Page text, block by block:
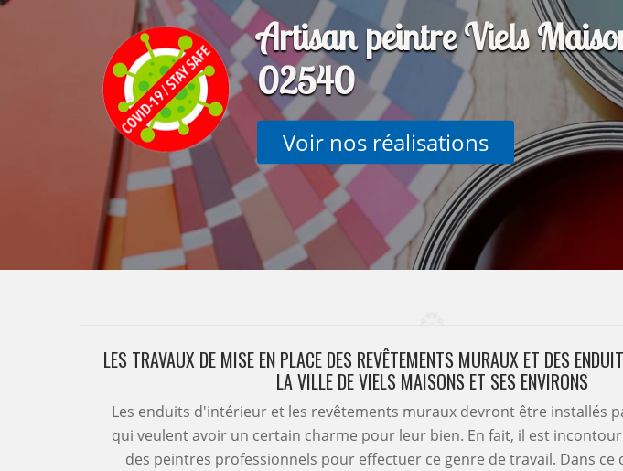
Artisan peintre Viels
02540
Voir nos réalisations
LES TRAVAUX DE MISE EN PLACE DES REVÊTEMENTS MURAUX ET DES
LA VILLE DE VIELS MAISONS ET SES ENVIRONS
Les enduits d'intérieur et les revêtements muraux devront être installés
qui veulent avoir un certain charme pour leur bien. En fait, il est
des peintres professionnels pour effectuer ce genre de travail. Dans ce